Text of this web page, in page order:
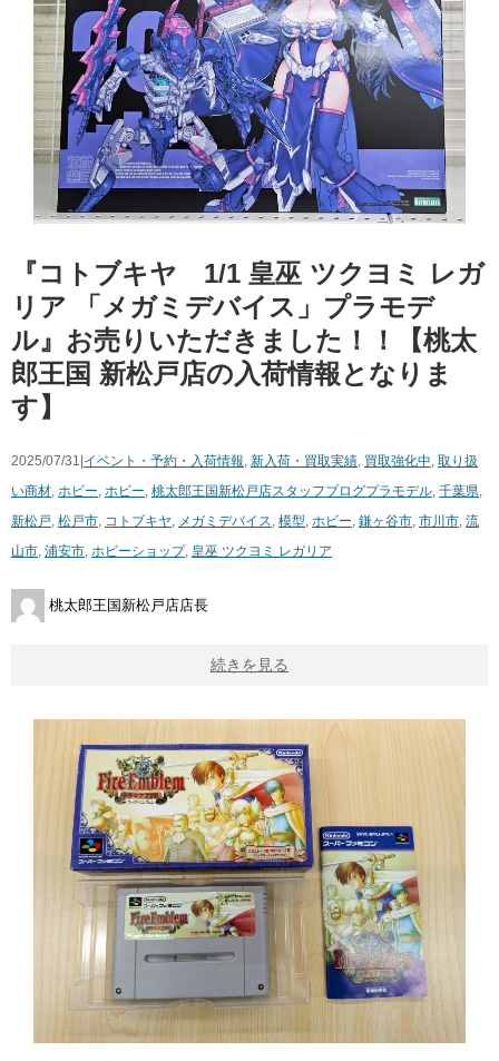
『コトブキヤ 1/1 ​皇巫 ​ツクヨミ ​レガ
リア ​「メガミデバイス」プラモデ
ル』お売りいただきました！！【桃太
郎王国 新松戸店の入荷情報となりま
す】
2025/07/31| イベント・予約・入荷情報, 新入荷・買取実績, 買取強化中, 取り扱
い商材, ホビー, ホビー, 桃太郎王国新松戸店スタッフブログプラモデル, 千葉県,
新松戸, 松戸市, コトブキヤ, メガミデバイス, 模型, ホビー, 鎌ヶ谷市, 市川市, 流
山市, 浦安市, ホビーショップ, 皇巫 ​ツクヨミ ​レガリア
桃太郎王国新松戸店店長
続きを見る